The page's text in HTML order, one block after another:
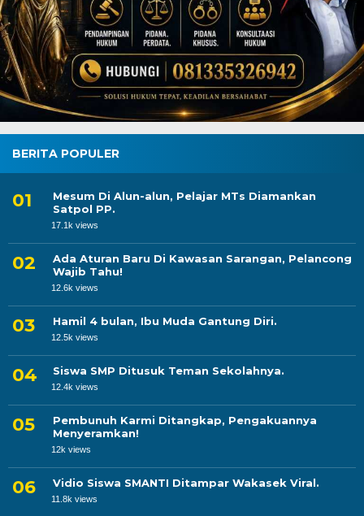
BERITA POPULER
Mesum Di Alun-alun, Pelajar MTs Diamankan
Satpol PP.
17.1k views
Ada Aturan Baru Di Kawasan Sarangan, Pelancong
Wajib Tahu!
12.6k views
Hamil 4 bulan, Ibu Muda Gantung Diri.
12.5k views
Siswa SMP Ditusuk Teman Sekolahnya.
12.4k views
Pembunuh Karmi Ditangkap, Pengakuannya
Menyeramkan!
12k views
Vidio Siswa SMANTI Ditampar Wakasek Viral.
11.8k views